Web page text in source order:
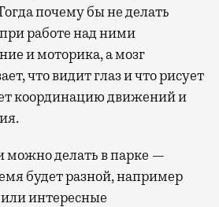
почему бы не делать
работе над ними
и моторика, а мозг
что видит глаз и что рисует
координацию движений и
можно делать в парке —
будет разной, например
интересные